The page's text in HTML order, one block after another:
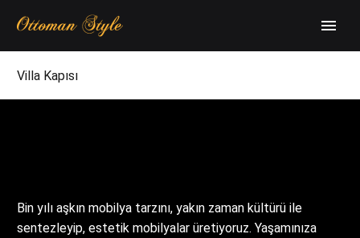
Villa Kapısı
Bin yılı aşkın mobilya tarzını, yakın zaman kültürü ile
sentezleyip, estetik mobilyalar üretiyoruz. Yaşamınıza